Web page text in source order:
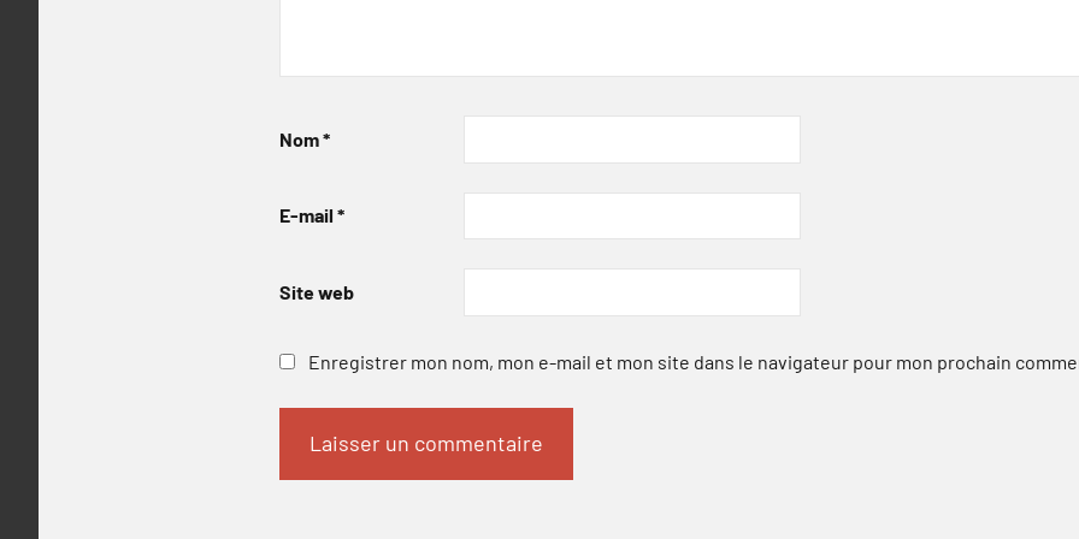
Nom*
E-mail *
Site web
Enregistrer mon nom, mon e-mail et mon site dans le navigateur pour mon prochain